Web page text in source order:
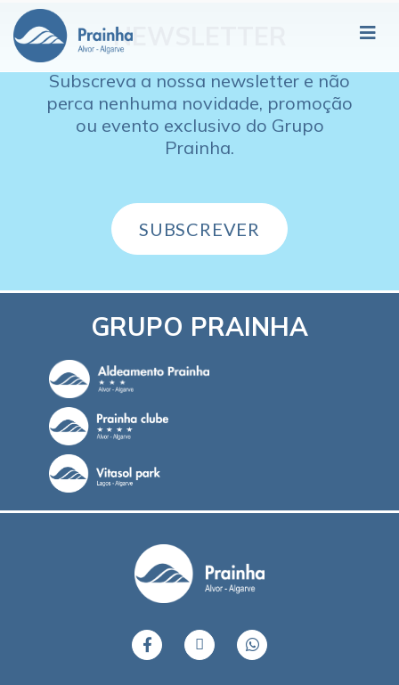
NEWSLETTER
Subscreva a nossa newsletter e não
perca nenhuma novidade, promoção
ou evento exclusivo do Grupo
Prainha.
SUBSCREVER
GRUPO PRAINHA